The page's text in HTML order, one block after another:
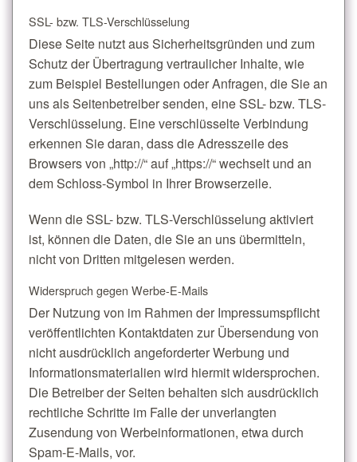
SSL- bzw. TLS-Verschlüsselung
Diese Seite nutzt aus Sicherheitsgründen und zum
Schutz der Übertragung vertraulicher Inhalte, wie
zum Beispiel Bestellungen oder Anfragen, die Sie an
uns als Seitenbetreiber senden, eine SSL- bzw. TLS-
Verschlüsselung. Eine verschlüsselte Verbindung
erkennen Sie daran, dass die Adresszeile des
Browsers von „http://“ auf „https://“ wechselt und an
dem Schloss-Symbol in Ihrer Browserzeile.
Wenn die SSL- bzw. TLS-Verschlüsselung aktiviert
ist, können die Daten, die Sie an uns übermitteln,
nicht von Dritten mitgelesen werden.
Widerspruch gegen Werbe-E-Mails
Der Nutzung von im Rahmen der Impressumspflicht
veröffentlichten Kontaktdaten zur Übersendung von
nicht ausdrücklich angeforderter Werbung und
Informationsmaterialien wird hiermit widersprochen.
Die Betreiber der Seiten behalten sich ausdrücklich
rechtliche Schritte im Falle der unverlangten
Zusendung von Werbeinformationen, etwa durch
Spam-E-Mails, vor.